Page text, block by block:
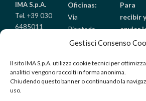
Gestisci Consenso
Il sito IMA S.p.A. utilizza cookie tecnici per
analitici vengono raccolti in forma anonima.
Chiudendo questo banner o continuando la
uso.
IMA S.p.A.
Tel. +39 030
6485011
info@imaitaly.it
Oficinas:
Via
Piantada
9/A
sull’Oglio
(Brescia) –
Para
recibir y
enviar
25/A